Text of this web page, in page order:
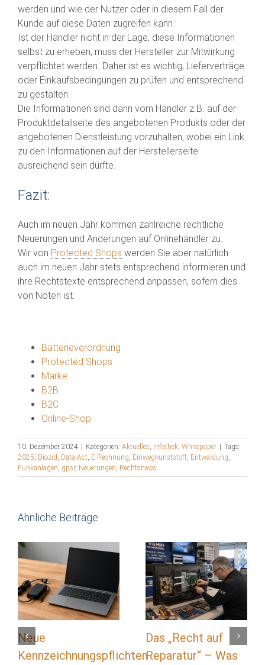
werden und wie der Nutzer oder in diesem Fall der
Kunde auf diese Daten zugreifen kann.
Ist der Händler nicht in der Lage, diese Informationen
selbst zu erheben, muss der Hersteller zur Mitwirkung
verpflichtet werden. Daher ist es wichtig, Lieferverträge
oder Einkaufsbedingungen zu prüfen und entsprechend
zu gestalten.
Die Informationen sind dann vom Händler z.B. auf der
Produktdetailseite des angebotenen Produkts oder der
angebotenen Dienstleistung vorzuhalten, wobei ein Link
zu den Informationen auf der Herstellerseite
ausreichend sein dürfte.
Fazit:
Auch im neuen Jahr kommen zahlreiche rechtliche
Neuerungen und Änderungen auf Onlinehändler zu.
Wir von Protected Shops werden Sie aber natürlich
auch im neuen Jahr stets entsprechend informieren und
ihre Rechtstexte entsprechend anpassen, sofern dies
von Nöten ist.
Batterieverordnung
Protected Shops
Marke
B2B
B2C
Online-Shop
10. Dezember 2024 Kategorien: Aktuelles, Infothek, Whitepaper
Tags:
2025, Biozid, Data-Act, E-Rechnung, Einwegkunststoff, Entwaldung,
Funkanlagen, gpsr, Neuerungen, Rechtsnews
Ähnliche Beiträge
Neue
Kennzeichnungspflichten
Das „Recht auf
Reparatur“ – Was